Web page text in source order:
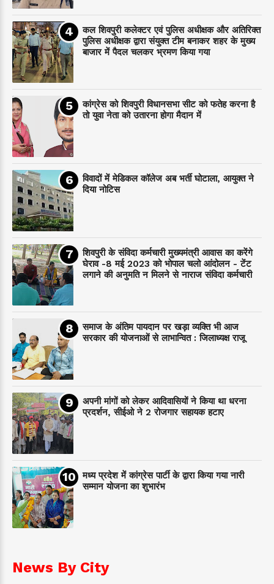
कल शिवपुरी कलेक्टर एवं पुलिस अधीक्षक और अतिरिक्त
पुलिस अधीक्षक द्वारा संयुक्त टीम बनाकर शहर के मुख्य
बाजार में पैदल चलकर भ्रमण किया गया
कांग्रेस को शिवपुरी विधानसभा सीट को फतेह करना है
तो युवा नेता को उतारना होगा मैदान में
विवादों में मेडिकल कॉलेज अब भर्ती घोटाला, आयुक्त ने
दिया नोटिस
शिवपुरी के संविदा कर्मचारी मुख्यमंत्री आवास का करेंगे
घेराव -8 मई 2023 को भोपाल चलो आंदोलन - टेंट
लगाने की अनुमति न मिलने से नाराज संविदा कर्मचारी
समाज के अंतिम पायदान पर‌ खड़ा व्यक्ति भी आज
सरकार की योजनाओं से लाभान्वित : जिलाध्यक्ष राजू
अपनी मांगों को लेकर आदिवासियों ने किया था धरना
प्रदर्शन, सीईओ ने 2 रोजगार सहायक हटाए
मध्य प्रदेश में कांग्रेस पार्टी के द्वारा किया गया नारी
सम्मान योजना का शुभारंभ
News By City